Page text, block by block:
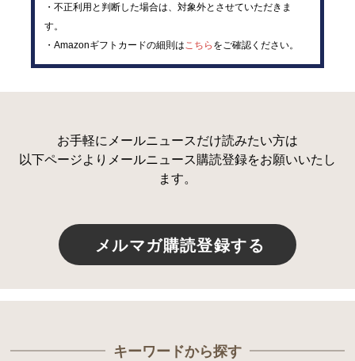
・不正利用と判断した場合は、対象外とさせていただきま
す。
・Amazonギフトカードの細則は こちら をご確認ください。
お手軽にメールニュースだけ読みたい方は
以下ページよりメールニュース購読登録をお願いいたし
ます。
メルマガ購読登録する
キーワードから探す